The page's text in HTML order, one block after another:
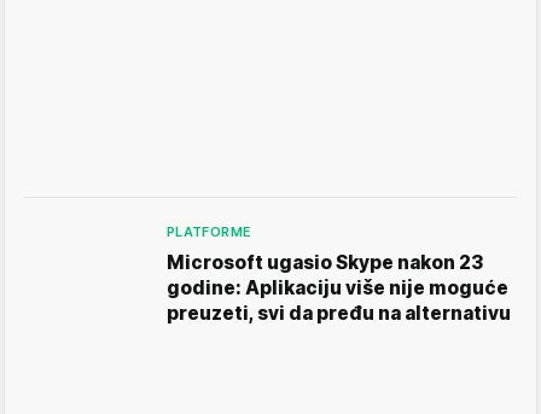
PLATFORME
Microsoft ugasio Skype nakon 23
godine: Aplikaciju više nije moguće
preuzeti, svi da pređu na alternativu